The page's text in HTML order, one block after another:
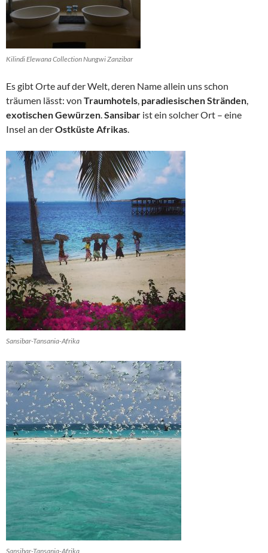
Kilindi Elewana Collection Nungwi Zanzibar
Es gibt Orte auf der Welt, deren Name allein uns schon
träumen lässt: von Traumhotels, paradiesischen Stränden,
exotischen Gewürzen.Sansibar ist ein solcher Ort – eine
Insel an derOstküste Afrikas.
Sansibar-Tansania-Afrika
Sansibar-Tansania-Afrika